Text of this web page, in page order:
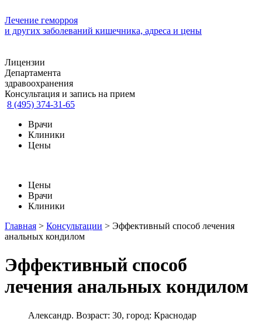
Лечение геморроя
и других заболеваний кишечника, адреса и цены
Лицензии
Департамента
здравоохранения
Консультация и запись на прием
8 (495) 374-31-65
Врачи
Клиники
Цены
Цены
Врачи
Клиники
Главная > Консультации > Эффективный способ лечения
анальных кондилом
Эффективный способ
лечения анальных кондилом
Александр. Возраст: 30, город: Краснодар